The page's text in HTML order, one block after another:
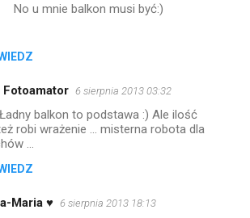
No u mnie balkon musi być:)
Fotoamator 6 sierpnia 2013 03:32
balkon to podstawa :) Ale ilość
robi wrażenie ... misterna robota dla
...
Maria ♥ 6 sierpnia 2013 18:13